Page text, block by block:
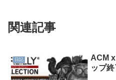
関連記事
日記
ACM
ップ